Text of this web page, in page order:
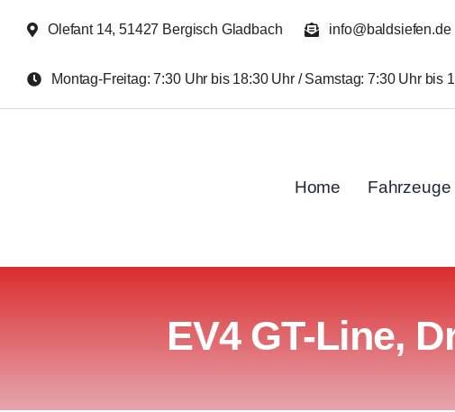
Inhalt
Olefant 14, 51427 Bergisch Gladbach info@baldsiefen.de
Montag-Freitag: 7:30 Uhr bis 18:30 Uhr / Samstag: 7:30 Uhr bis
Home Fahrzeuge
EV4 GT-Line,